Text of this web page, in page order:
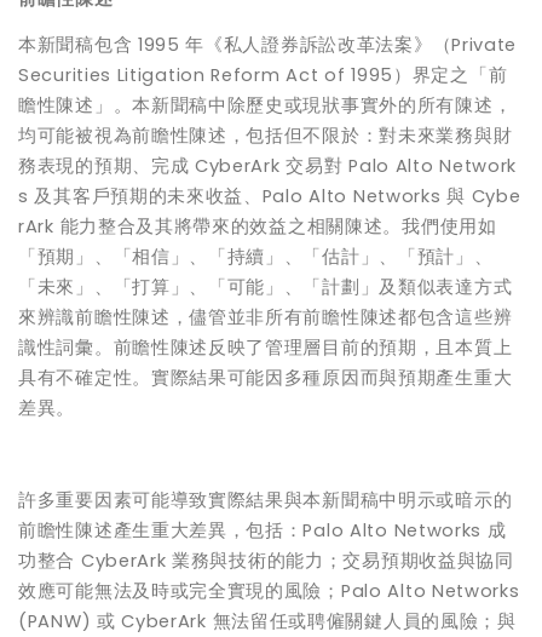
本新聞稿包含 1995 年《私人證券訴訟改革法案》（Private
Securities Litigation Reform Act of 1995）界定之「前
瞻性陳述」。本新聞稿中除歷史或現狀事實外的所有陳述，
均可能被視為前瞻性陳述，包括但不限於：對未來業務與財
務表現的預期、完成 CyberArk 交易對 Palo Alto Network
s 及其客戶預期的未來收益、Palo Alto Networks 與 Cybe
rArk 能力整合及其將帶來的效益之相關陳述。我們使用如
「預期」、「相信」、「持續」、「估計」、「預計」、
「未來」、「打算」、「可能」、「計劃」及類似表達方式
來辨識前瞻性陳述，儘管並非所有前瞻性陳述都包含這些辨
識性詞彙。前瞻性陳述反映了管理層目前的預期，且本質上
具有不確定性。實際結果可能因多種原因而與預期產生重大
差異。
許多重要因素可能導致實際結果與本新聞稿中明示或暗示的
前瞻性陳述產生重大差異，包括：Palo Alto Networks 成
功整合 CyberArk 業務與技術的能力；交易預期收益與協同
效應可能無法及時或完全實現的風險；Palo Alto Networks
(PANW) 或 CyberArk 無法留任或聘僱關鍵人員的風險；與